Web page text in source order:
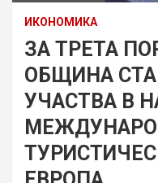
ИКОНОМИКА
ЗА ТРЕТА
ОБЩИНА
УЧАСТВА В